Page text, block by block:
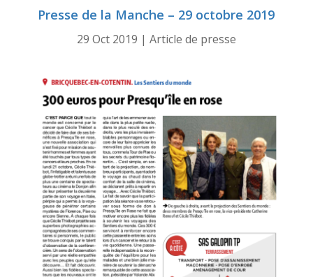
Presse de la Manche – 29 octobre 2019
29 Oct 2019 | Article de presse